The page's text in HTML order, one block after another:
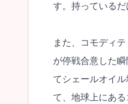
す。持っているだ
また、コモディ
が停戦合意した
てシェールオイ
て、地球上にあ